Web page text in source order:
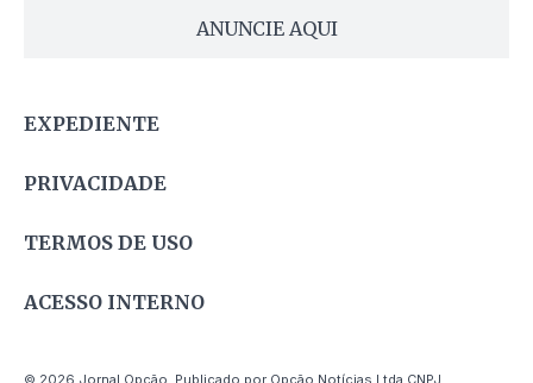
ANUNCIE AQUI
EXPEDIENTE
PRIVACIDADE
TERMOS DE USO
ACESSO INTERNO